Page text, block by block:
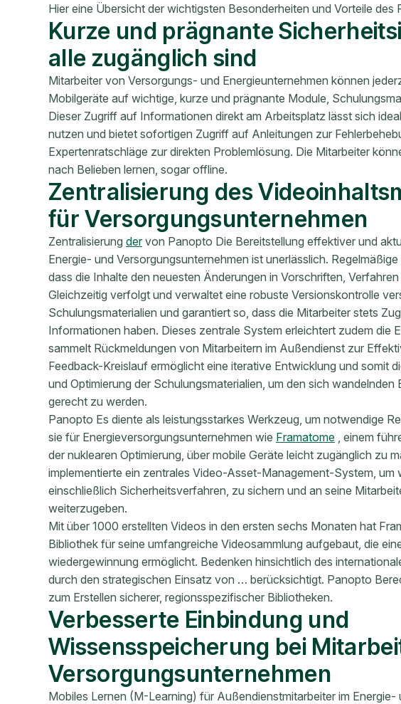
Hier eine Übersicht der wichtigsten Besonderheiten und Vorteile des
Kurze und prägnante
alle zugänglich sind
Mitarbeiter von Versorgungs- und Energieunternehmen können
Mobilgeräte auf wichtige, kurze und prägnante Module,
Dieser Zugriff auf Informationen direkt am Arbeitsplatz lässt sich
nutzen und bietet sofortigen Zugriff auf Anleitungen zur
Expertenratschläge zur direkten Problemlösung. Die Mitarbeiter
nach Belieben lernen, sogar offline.
Zentralisierung des
für Versorgungsunternehmen
Zentralisierung dervon Panopto Die Bereitstellung effektiver und
Energie- und Versorgungsunternehmen ist unerlässlich.
dass die Inhalte den neuesten Änderungen in Vorschriften,
Gleichzeitig verfolgt und verwaltet eine robuste Versionskontrolle
Schulungsmaterialien und garantiert so, dass die Mitarbeiter stets
Informationen haben. Dieses zentrale System erleichtert zudem die
sammelt Rückmeldungen von Mitarbeitern im Außendienst zur
Feedback-Kreislauf ermöglicht eine iterative Entwicklung und somit
und Optimierung der Schulungsmaterialien, um den sich
gerecht zu werden.
Panopto Es diente als leistungsstarkes Werkzeug, um notwendige
sie für Energieversorgungsunternehmen wie Framatome , einem
der nuklearen Optimierung, über mobile Geräte leicht zugänglich zu
implementierte ein zentrales Video-Asset-Management-System, um
einschließlich Sicherheitsverfahren, zu sichern und an seine
weiterzugeben.
Mit über 1000 erstellten Videos in den ersten sechs Monaten hat
Bibliothek für seine umfangreiche Videosammlung aufgebaut, die
wiedergewinnung ermöglicht. Bedenken hinsichtlich des
durch den strategischen Einsatz von … berücksichtigt. Panopto
zum Erstellen sicherer, regionsspezifischer Bibliotheken.
Verbesserte Einbindung und
Wissensspeicherung bei
Versorgungsunternehmen
Mobiles Lernen (M-Learning) für Außendienstmitarbeiter im